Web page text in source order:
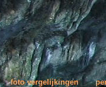
foto vergelijkingen